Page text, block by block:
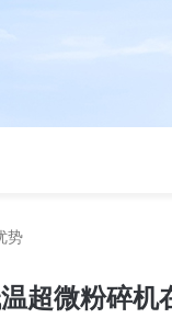
势
超微粉碎机